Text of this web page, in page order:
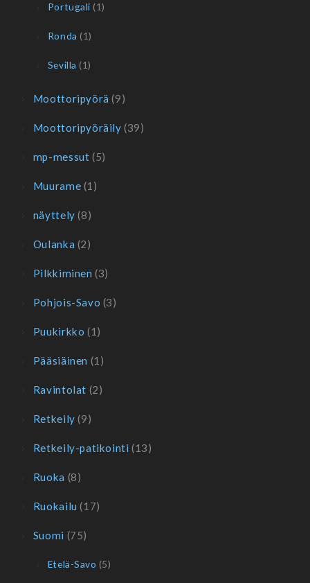
Portugali (1)
Ronda (1)
Sevilla (1)
Moottoripyörä (9)
Moottoripyöräily (39)
mp-messut (5)
Muurame (1)
näyttely (8)
Oulanka (2)
Pilkkiminen (3)
Pohjois-Savo (3)
Puukirkko (1)
Pääsiäinen (1)
Ravintolat (2)
Retkeily (9)
Retkeily-patikointi (13)
Ruoka (8)
Ruokailu (17)
Suomi (75)
Etelä-Savo (5)